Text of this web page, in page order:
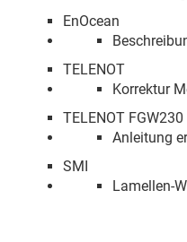
EnOcean
TELENOT
Korrektur
TELENOT FGW230
Anleitung
SMI
Lamellen-